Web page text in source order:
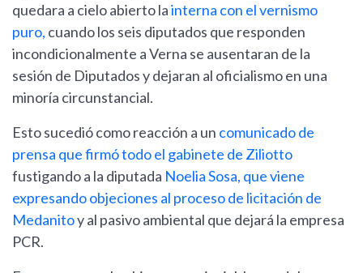
quedara a cielo abierto lainterna con el vernismo
puro, cuando los seis diputados que responden
incondicionalmente a Verna se ausentaran de la
sesión de Diputados y dejaran al oficialismo en una
minoría circunstancial.
Esto sucedió como reacción a un comunicado de
prensa que firmó todo el gabinete de Ziliotto
fustigando a la diputada Noelia Sosa, que viene
expresando objeciones al proceso de licitación de
Medanitoy al pasivo ambiental que dejará la empresa
PCR.